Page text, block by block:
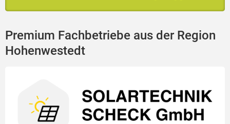
Premium Fachbetriebe aus der Region
Hohenwestedt